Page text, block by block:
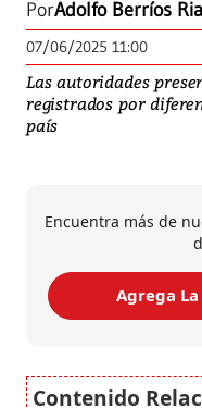
PorAdolfo Berríos
07/06/2025 11:00
Las autoridades
registrados por
país
Encuentra más de
Agrega